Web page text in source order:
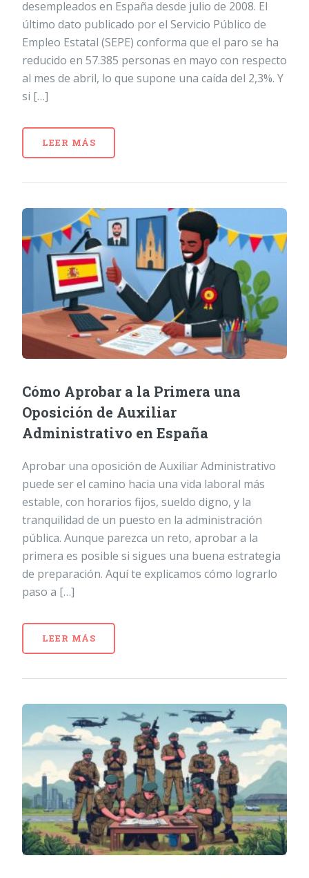
desempleados en España desde julio de 2008. El
último dato publicado por el Servicio Público de
Empleo Estatal (SEPE) conforma que el paro se ha
reducido en 57.385 personas en mayo con respecto
al mes de abril, lo que supone una caída del 2,3%. Y
si […]
LEER MÁS
Cómo Aprobar a la Primera una
Oposición de Auxiliar
Administrativo en España
Aprobar una oposición de Auxiliar Administrativo
puede ser el camino hacia una vida laboral más
estable, con horarios fijos, sueldo digno, y la
tranquilidad de un puesto en la administración
pública. Aunque parezca un reto, aprobar a la
primera es posible si sigues una buena estrategia
de preparación. Aquí te explicamos cómo lograrlo
paso a […]
LEER MÁS